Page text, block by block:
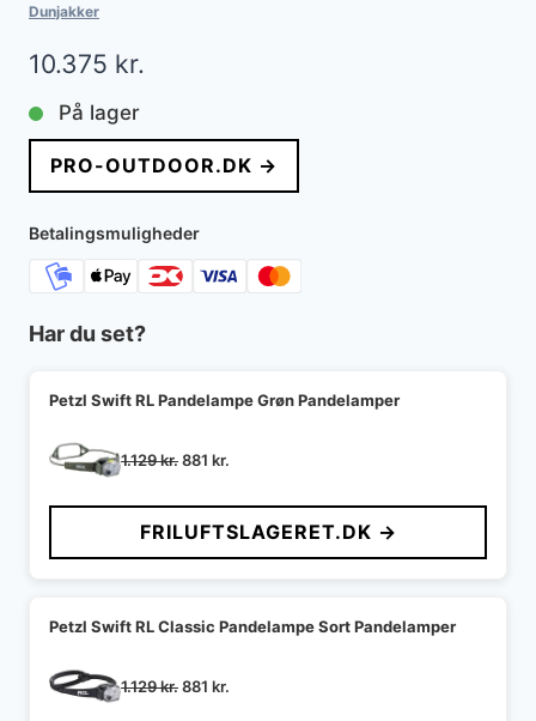
Dunjakker
10.375 kr.
På lager
PRO-OUTDOOR.DK →
Betalingsmuligheder
Har du set?
Petzl Swift RL Pandelampe Grøn Pandelamper
1.129kr.Den
pris
var:
1.129 kr..
881 kr.
pris
er:
881 kr..
FRILUFTSLAGERET.DK →
Petzl Swift RL Classic Pandelampe Sort Pandelamper
1.129kr.Den
881 kr.